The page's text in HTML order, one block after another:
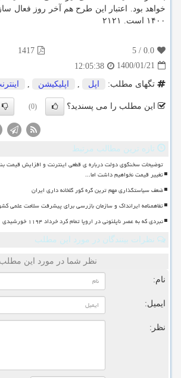
۱۴۰۰ است. ۲۱۲۱
0.0
/
5
1417
1400/01/21
12:05:38
تگهای مطلب:
اپل اپلیكیشن
این مطلب را می پسندید؟ (0)
تازه ترین مطالب مرتبط
توضیحات سخنگوی دولت درباره ی قطعی اینترنت و افزایش قیمت
تغییر قیمت نخواهیم داشت اما...
ضعف سیاستگذاری مهم ترین گره کور گلخانه داری ایران
تفاهمنامه ایرانداک و سازمان بازرسی برای پیشرفت سلامت علمی
نبردی که به عصر ناپلئونی در اروپا تمام کرد خرداد ۱۱۹۴ خورشیدی
نظرات بینندگان در مورد این مطلب
نظر شما در مورد این مطلب
نام:
ایمیل:
نظر: